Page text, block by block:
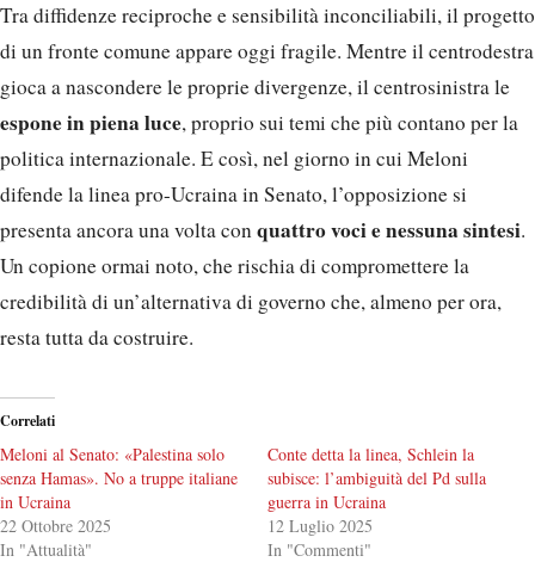
Tra diffidenze reciproche e sensibilità inconciliabili, il progetto
di un fronte comune appare oggi fragile. Mentre il centrodestra
gioca a nascondere le proprie divergenze, il centrosinistra le
espone in piena luce, proprio sui temi che più contano per la
politica internazionale. E così, nel giorno in cui Meloni
difende la linea pro-Ucraina in Senato, l’opposizione si
presenta ancora una volta conquattro voci e nessuna sintesi.
Un copione ormai noto, che rischia di compromettere la
credibilità di un’alternativa di governo che, almeno per ora,
resta tutta da costruire.
Correlati
Meloni al Senato: «Palestina solo
senza Hamas». No a truppe italiane
in Ucraina
22 Ottobre 2025
In "Attualità"
Conte detta la linea, Schlein la
subisce: l’ambiguità del Pd sulla
guerra in Ucraina
12 Luglio 2025
In "Commenti"